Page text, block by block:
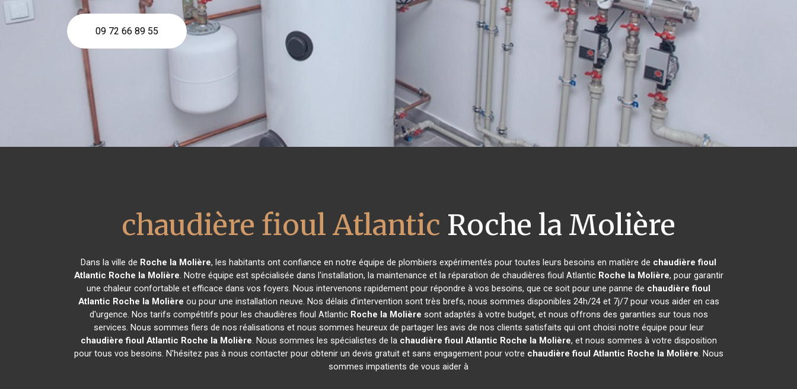
09 72 66 89 55
chaudière fioul Atlantic Roche la Molière
Dans la ville de Roche la Molière, les habitants ont confiance en notre équipe de plombiers expérimentés pour toutes leurs besoins en matière de chaudière fioul
Atlantic Roche la Molière. Notre équipe est spécialisée dans l'installation, la maintenance et la réparation de chaudières fioul Atlantic Roche la Molière, pour garantir
une chaleur confortable et efficace dans vos foyers. Nous intervenons rapidement pour répondre à vos besoins, que ce soit pour une panne de chaudière fioul
Atlantic Roche la Molière ou pour une installation neuve. Nos délais d'intervention sont très brefs, nous sommes disponibles 24h/24 et 7j/7 pour vous aider en cas
d'urgence. Nos tarifs compétitifs pour les chaudières fioul Atlantic Roche la Molière sont adaptés à votre budget, et nous offrons des garanties sur tous nos
services. Nous sommes fiers de nos réalisations et nous sommes heureux de partager les avis de nos clients satisfaits qui ont choisi notre équipe pour leur
chaudière fioul Atlantic Roche la Molière. Nous sommes les spécialistes de la chaudière fioul Atlantic Roche la Molière, et nous sommes à votre disposition
pour tous vos besoins. N'hésitez pas à nous contacter pour obtenir un devis gratuit et sans engagement pour votre chaudière fioul Atlantic Roche la Molière. Nous
sommes impatients de vous aider à